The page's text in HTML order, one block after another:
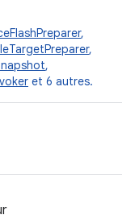
,
,
,
et 6 autres.